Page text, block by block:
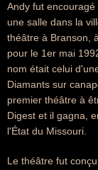
Andy fut
une salle dans la
théâtre à Branson,
pour le 1er mai
nom était celui
Diamants sur
premier théâtre à
Digest et il gagna,
l'État du Missouri.
Le théâtre fut